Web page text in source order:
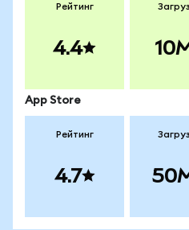
Рейтинг
4.4
App Store
Рейтинг
4.7